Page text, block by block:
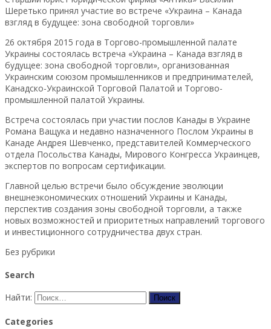
Шеретько принял участие во встрече «Украина – Канада
взгляд в будущее: зона свободной торговли»
26 октября 2015 года в Торгово-промышленной палате
Украины состоялась встреча «Украина – Канада взгляд в
будущее: зона свободной торговли», организованная
Украинским союзом промышленников и предпринимателей,
Канадско-Украинской Торговой Палатой и Торгово-
промышленной палатой Украины.
Встреча состоялась при участии послов Канады в Украине
Романа Ващука и недавно назначенного Послом Украины в
Канаде Андрея Шевченко, представителей Коммерческого
отдела Посольства Канады, Мирового Конгресса Украинцев,
экспертов по вопросам сертификации.
Главной целью встречи было обсуждение эволюции
внешнеэкономических отношений Украины и Канады,
перспектив создания зоны свободной торговли, а также
новых возможностей и приоритетных направлений торгового
и инвестиционного сотрудничества двух стран.
Без рубрики
Search
Найти:
Categories